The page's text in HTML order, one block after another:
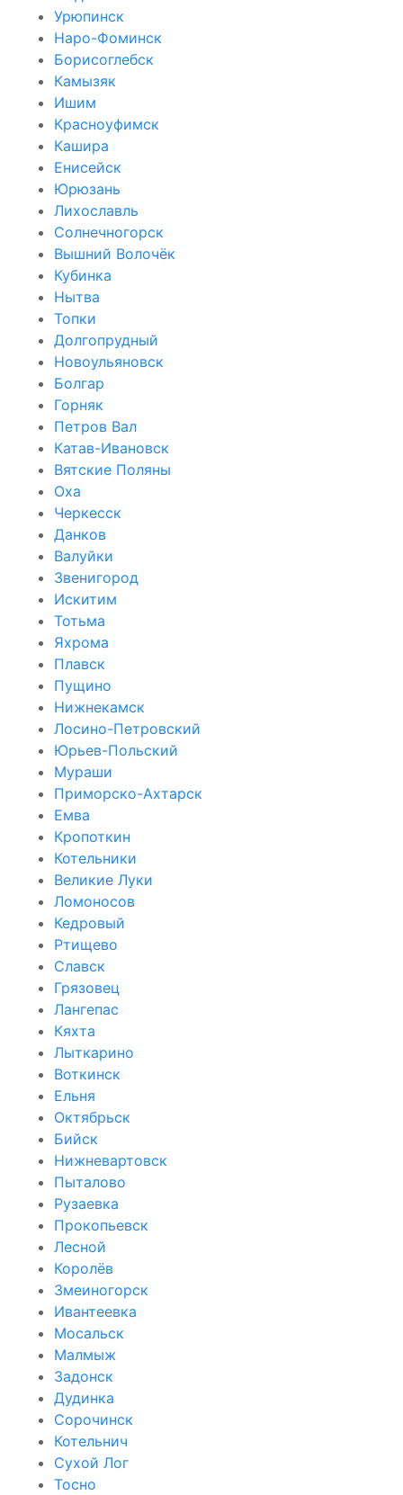
Урюпинск
Наро-Фоминск
Борисоглебск
Камызяк
Ишим
Красноуфимск
Кашира
Енисейск
Юрюзань
Лихославль
Солнечногорск
Вышний Волочёк
Кубинка
Нытва
Топки
Долгопрудный
Новоульяновск
Болгар
Горняк
Петров Вал
Катав-Ивановск
Вятские Поляны
Оха
Черкесск
Данков
Валуйки
Звенигород
Искитим
Тотьма
Яхрома
Плавск
Пущино
Нижнекамск
Лосино-Петровский
Юрьев-Польский
Мураши
Приморско-Ахтарск
Емва
Кропоткин
Котельники
Великие Луки
Ломоносов
Кедровый
Ртищево
Славск
Грязовец
Лангепас
Кяхта
Лыткарино
Воткинск
Ельня
Октябрьск
Бийск
Нижневартовск
Пыталово
Рузаевка
Прокопьевск
Лесной
Королёв
Змеиногорск
Ивантеевка
Мосальск
Малмыж
Задонск
Дудинка
Сорочинск
Котельнич
Сухой Лог
Тосно